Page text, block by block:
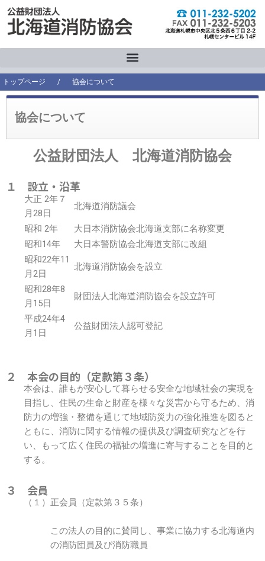
容
を
ス
ッ
プ
トップページ / 協会について
協会について
公益財団法人 北海道消防協会
１ 設立・沿革
大正 2年７
月28日
北海道消防議会
昭和 2年
大日本消防協会北海道支部に名称変更
昭和14年
大日本警防協会北海道支部に改組
昭和22年11
月2日
北海道消防協会を設立
昭和28年8
月15日
財団法人北海道消防協会を設立許可
平成24年4
月1日
公益財団法人認可登記
２ 本会の目的（定款第３条）
本会は、誰もが安心して暮らせる安全な地域社会の実現を
目指し、住民の生命と財産を様々な災害から守るため、消
防力の増強・整備を通じて地域防災力の強化推進を図ると
ともに、消防に関する情報の提供及び調査研究などを行
い、もって広く住民の福祉の増進に寄与することを目的と
する。
３ 会員
（１）正会員（定款第３５条）
この法人の目的に賛同し、事業に協力する北海道内
の消防団員及び消防職員